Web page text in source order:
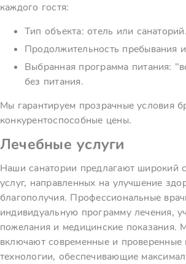
каждого гостя:
Тип объекта: отель или санаторий.
Продолжительность пребывания
Выбранная программа питания:
без питания.
Мы гарантируем прозрачные условия
конкурентоспособные цены.
Лечебные услуги
Наши санатории предлагают широкий
услуг, направленных на улучшение
благополучия. Профессиональные
индивидуальную программу лечения,
пожелания и медицинские показания.
включают современные и проверенные
технологии, обеспечивающие